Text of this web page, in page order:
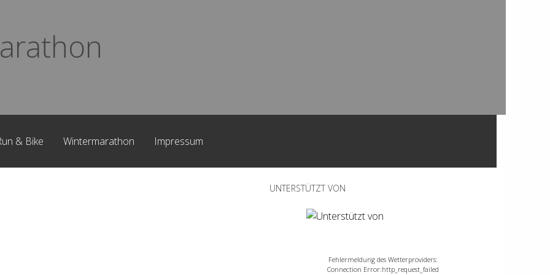
& Bike Wintermarathon Impressum
UNTERSTÜTZT VON
Fehlermeldung des Wetterproviders:
Connection Error:http_request_failed